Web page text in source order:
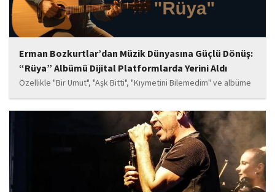
Erman Bozkurtlar’dan Müzik Dünyasına Güçlü Dönüş:
“Rüya” Albümü Dijital Platformlarda Yerini Aldı
Özellikle "Bir Umut", "Aşk Bitti", "Kıymetini Bilemedim" ve albüme
adını veren "Rüya" parçalarının kısa süre içerisinde öne çıkan
eserler arasında yer alması bekleniyor. Albüm, sanatçının önceki
çalışmalarına göre daha olgun,...